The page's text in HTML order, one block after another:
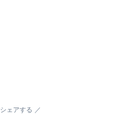
シェアする